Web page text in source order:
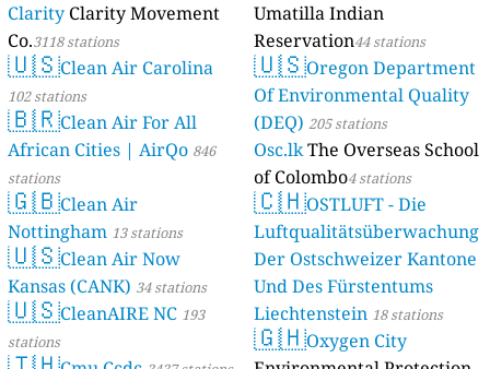
Clarity Clarity Movement
Co.3118 stations
🇺🇸Clean Air Carolina
102 stations
🇧🇷Clean Air For All
African Cities | AirQo 846
stations
🇬🇧Clean Air
Nottingham 13 stations
🇺🇸Clean Air Now
Kansas (CANK) 34 stations
🇺🇸CleanAIRE NC 193
stations
Umatilla Indian
Reservation44 stations
🇺🇸Oregon Department
Of Environmental Quality
(DEQ) 205 stations
Osc.lkThe Overseas School
of Colombo4 stations
🇨🇭OSTLUFT - Die
Luftqualitätsüberwachung
Der Ostschweizer Kantone
Und Des Fürstentums
Liechtenstein 18 stations
🇬🇭Oxygen City